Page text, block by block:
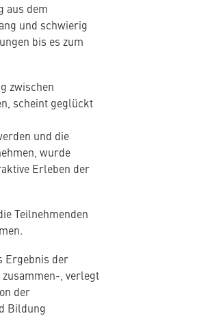
aus dem
und schwierig
bis es zum
zwischen
scheint geglückt
und die
wurde
Erleben der
Teilnehmenden
Ergebnis der
, verlegt
der
Bildung